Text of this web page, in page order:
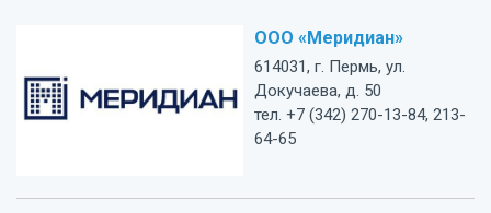
ООО «Меридиан»
614031, г. Пермь, ул.
Докучаева, д. 50
тел. +7 (342) 270-13-84, 213-
64-65